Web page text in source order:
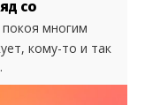
со
многим
кому-то и так